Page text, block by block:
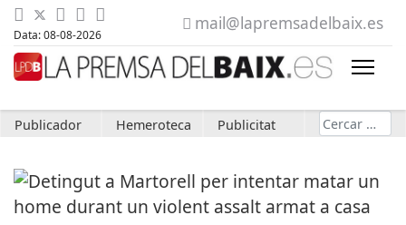
Data: 08-08-2026
mail@lapremsadelbaix.es
Publicador Hemeroteca Publicitat Cerca